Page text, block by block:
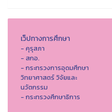
เว็ปทางการศึกษา
- คุรุสภา
- สกอ.
- กระทรวงการอุดมศึกษา
วิทยาศาสตร์ วิจัยและ
นวัตกรรม
- กระทรวงศึกษาธิการ